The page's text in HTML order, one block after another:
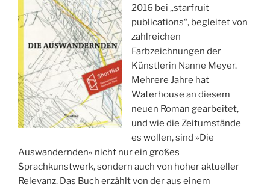
2016 bei „starfruit
publications“, begleitet von
zahlreichen
Farbzeichnungen der
Künstlerin Nanne Meyer.
Mehrere Jahre hat
Waterhouse an diesem
neuen Roman gearbeitet,
und wie die Zeitumstände
es wollen, sind »Die
Auswandernden« nicht nur ein großes
Sprachkunstwerk, sondern auch von hoher aktueller
Relevanz. Das Buch erzählt von der aus einem